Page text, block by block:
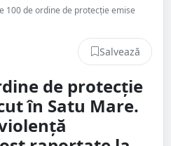
100 de ordine de protecție emise
Salvează
de protecție
în Satu Mare.